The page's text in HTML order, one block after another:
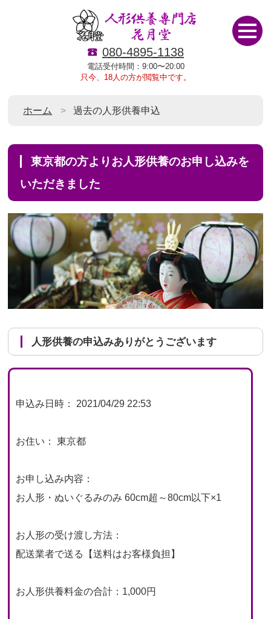
080-4895-1138
電話受付時間：9:00〜20:00
只今、18人の方が閲覧中です。
ホーム 過去の人形供養申込
東京都の方よりお人形供養のお申し込みを
いただきました
人形供養の申込みありがとうございます
申込み日時： 2021/04/29 22:53
お住い： 東京都
お申し込み内容：
お人形・ぬいぐるみのみ 60cm超～80cm以下×1
お人形の受け渡し方法：
配送業者で送る【送料はお客様負担】
お人形供養料金の合計：1,000円